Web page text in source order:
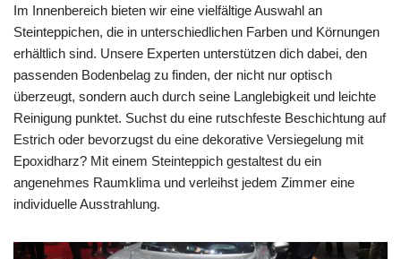
Im Innenbereich bieten wir eine vielfältige Auswahl an
Steinteppichen, die in unterschiedlichen Farben und Körnungen
erhältlich sind. Unsere Experten unterstützen dich dabei, den
passenden Bodenbelag zu finden, der nicht nur optisch
überzeugt, sondern auch durch seine Langlebigkeit und leichte
Reinigung punktet. Suchst du eine rutschfeste Beschichtung auf
Estrich oder bevorzugst du eine dekorative Versiegelung mit
Epoxidharz? Mit einem Steinteppich gestaltest du ein
angenehmes Raumklima und verleihst jedem Zimmer eine
individuelle Ausstrahlung.